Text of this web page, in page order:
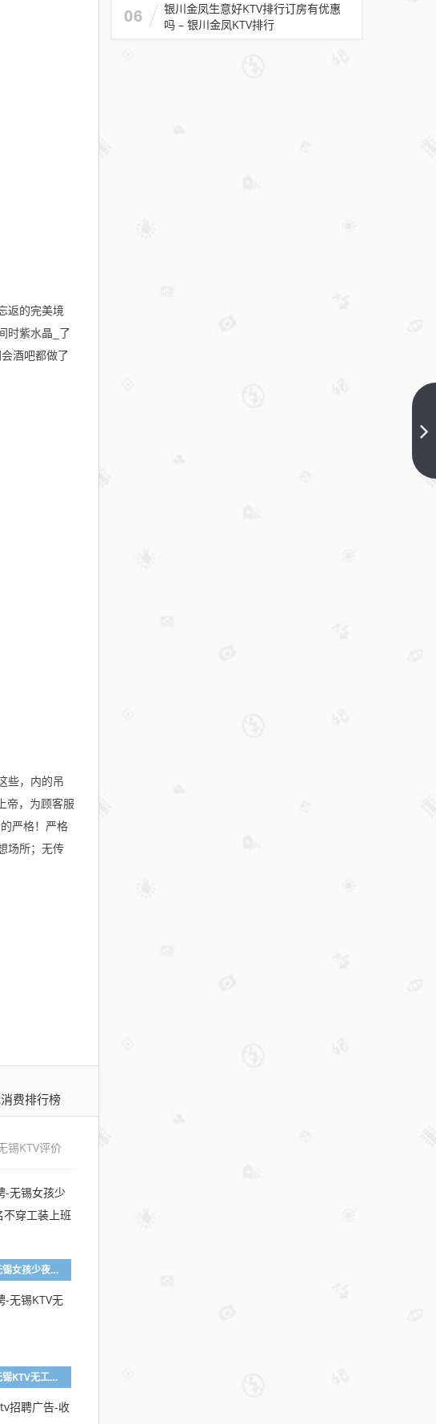
返的完美境
时紫水晶_了
酒吧都做了
些，内的吊
帝，为顾客服
严格！严格
场所；无传
费排行榜
锡KTV评价
无锡场所招聘-无锡女孩少夜工作前三排名不穿工装上班必须赚
无锡场所招聘-无锡KTV无工装暖心翻房
06
银川金凤生意好KTV排行订房有优惠
吗 – 银川金凤KTV排行